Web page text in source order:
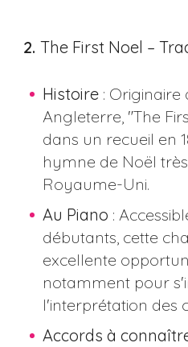
2. The First Noel –
Histoire: Originaire
Angleterre, "The
dans un recueil en
hymne de Noël
Royaume-Uni.
Au Piano :
débutants, cette
excellente
notamment pour
l'interprétation des
Accords à